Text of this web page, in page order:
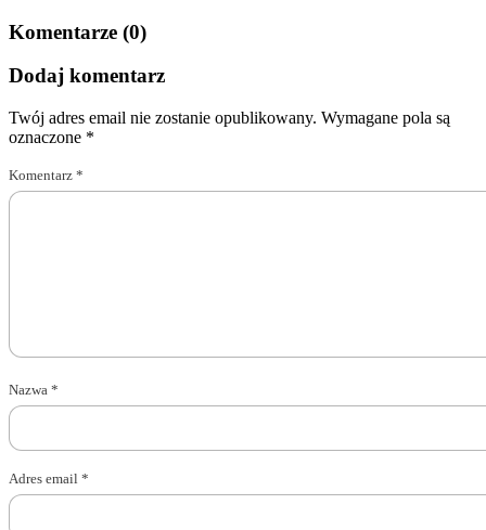
Komentarze (0)
Dodaj komentarz
Twój adres email nie zostanie opublikowany. Wymagane pola są
oznaczone *
Komentarz *
Nazwa *
Adres email *